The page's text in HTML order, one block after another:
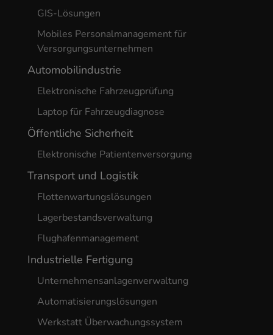
GIS-Lösungen
Mobiles Personalmanagement für
Versorgungsunternehmen
Automobilindustrie
Elektronische Fahrzeugprüfung
Laptop für Fahrzeugdiagnose
Öffentliche Sicherheit
Elektronische Patientenversorgung
Transport und Logistik
Flottenwartungslösungen
Lagerbestandsverwaltung
Flughafenmanagement
Industrielle Fertigung
Unternehmensanlagenverwaltung
Automatisierungslösungen
Werkstatt Überwachungssystem